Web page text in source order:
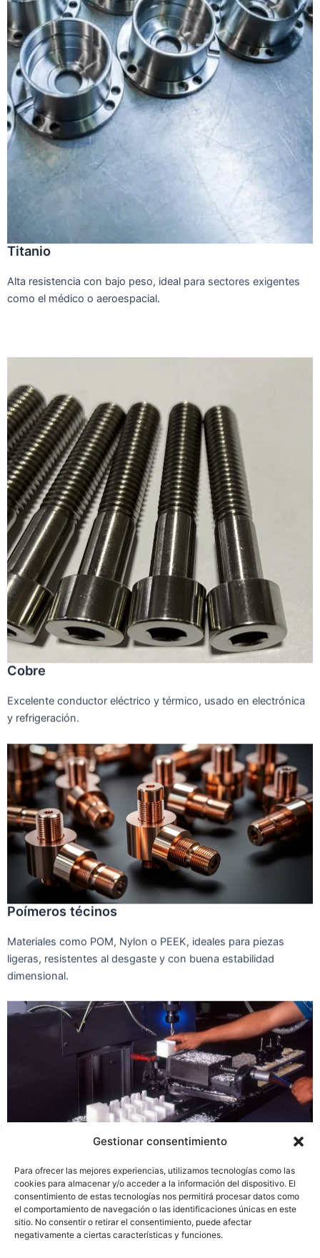
Gestionar consentimiento
Para ofrecer las mejores experiencias, utilizamos tecnologías como las
cookies para almacenar y/o acceder a la información del dispositivo. El
consentimiento de estas tecnologías nos permitirá procesar datos como
el comportamiento de navegación o las identificaciones únicas en este
sitio. No consentir o retirar el consentimiento, puede afectar
negativamente a ciertas características y funciones.
Titanio
Alta resistencia con bajo peso, ideal para sectores exigentes
como el médico o aeroespacial.
Cobre
Excelente conductor eléctrico y térmico, usado en electrónica
y refrigeración.
Poímeros técinos
Materiales como POM, Nylon o PEEK, ideales para piezas
ligeras, resistentes al desgaste y con buena estabilidad
dimensional.